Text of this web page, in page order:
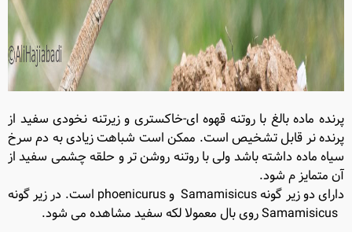
پرنده ماده بالغ با روتنه قهوه ای-خاکستری و زیرتنه نخودی سفید از
پرنده نر قابل تشخیص است. ممکن است شباهت زیادی به دم سرخ
سیاه ماده داشته باشد ولی با روتنه روشن تر و حلقه چشمی سفید از
آن متمایز م شود.
دارای دو زیر گونه Samamisicus و phoenicurus است. در زیر گونه